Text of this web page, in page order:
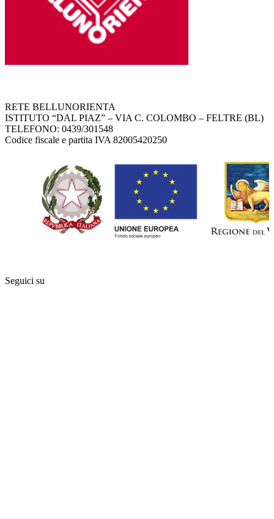
RETE BELLUNORIENTA
ISTITUTO “DAL PIAZ” – VIA C. COLOMBO – FELTRE (BL)
TELEFONO: 0439/301548
Codice fiscale e partita IVA 82005420250
Seguici su